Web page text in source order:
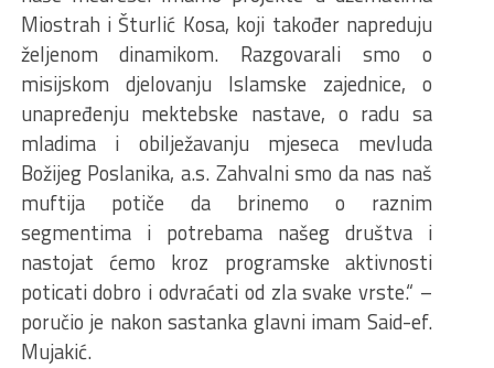
Miostrah i Šturlić Kosa, koji također napreduju
željenom dinamikom. Razgovarali smo o
misijskom djelovanju Islamske zajednice, o
unapređenju mektebske nastave, o radu sa
mladima i obilježavanju mjeseca mevluda
Božijeg Poslanika, a.s. Zahvalni smo da nas naš
muftija potiče da brinemo o raznim
segmentima i potrebama našeg društva i
nastojat ćemo kroz programske aktivnosti
poticati dobro i odvraćati od zla svake vrste.“ –
poručio je nakon sastanka glavni imam Said-ef.
Mujakić.